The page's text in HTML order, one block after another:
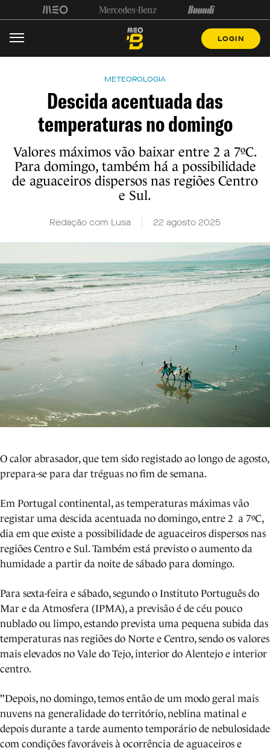
LOGIN
METEOROLOGIA
Descida acentuada das
temperaturas no domingo
Valores máximos vão baixar entre 2 a 7ºC.
Para domingo, também há a possibilidade
de aguaceiros dispersos nas regiões Centro
e Sul.
Redação com Lusa 22 agosto 2025
O calor abrasador, que tem sido registado ao longo de agosto,
prepara-se para dar tréguas no fim de semana.
Em Portugal continental, as temperaturas máximas vão
registar uma descida acentuada no domingo, entre 2 a 7ºC,
dia em que existe a possibilidade de aguaceiros dispersos nas
regiões Centro e Sul. Também está previsto o aumento da
humidade a partir da noite de sábado para domingo.
Para sexta-feira e sábado, segundo o Instituto Português do
Mar e da Atmosfera (IPMA), a previsão é de céu pouco
nublado ou limpo, estando prevista uma pequena subida das
temperaturas nas regiões do Norte e Centro, sendo os valores
mais elevados no Vale do Tejo, interior do Alentejo e interior
centro.
"Depois, no domingo, temos então de um modo geral mais
nuvens na generalidade do território, neblina matinal e
depois durante a tarde aumento temporário de nebulosidade
com condições favoráveis à ocorrência de aguaceiros e